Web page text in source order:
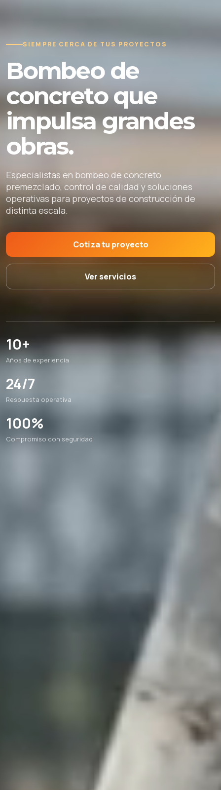
SIEMPRE CERCA DE TUS PROYECTOS
Bombeo de
concreto que
impulsa grandes
obras.
Especialistas en bombeo de concreto
premezclado, control de calidad y soluciones
operativas para proyectos de construcción de
distinta escala.
Cotiza tu proyecto
Ver servicios
10+
Años de experiencia
24/7
Respuesta operativa
100%
Compromiso con seguridad